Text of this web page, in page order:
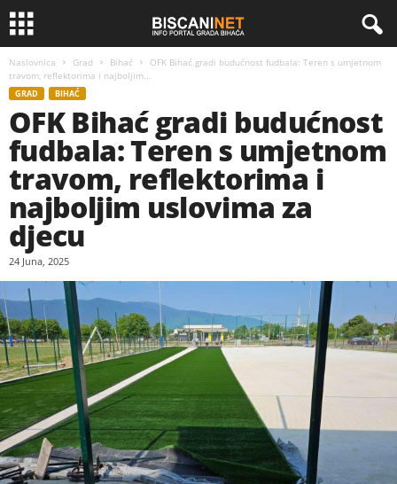
Naslovnica Grad Bihać
OFK Bihać gradi budućnost fudbala: Teren s umjetnom
travom, reflektorima i najboljim...
GRAD BIHAĆ
OFK Bihać gradi budućnost
fudbala: Teren s umjetnom
travom, reflektorima i
najboljim uslovima za
djecu
24 Juna, 2025